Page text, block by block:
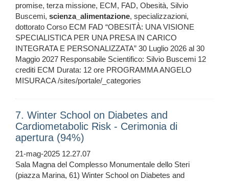
promise, terza missione, ECM, FAD, Obesità, Silvio
Buscemi, scienza_alimentazione, specializzazioni,
dottorato Corso ECM FAD “OBESITÀ: UNA VISIONE
SPECIALISTICA PER UNA PRESA IN CARICO
INTEGRATA E PERSONALIZZATA” 30 Luglio 2026 al 30
Maggio 2027 Responsabile Scientifico: Silvio Buscemi 12
crediti ECM Durata: 12 ore PROGRAMMA ANGELO
MISURACA /sites/portale/_categories
7. Winter School on Diabetes and
Cardiometabolic Risk - Cerimonia di
apertura (94%)
21-mag-2025 12.27.07
Sala Magna del Complesso Monumentale dello Steri
(piazza Marina, 61) Winter School on Diabetes and